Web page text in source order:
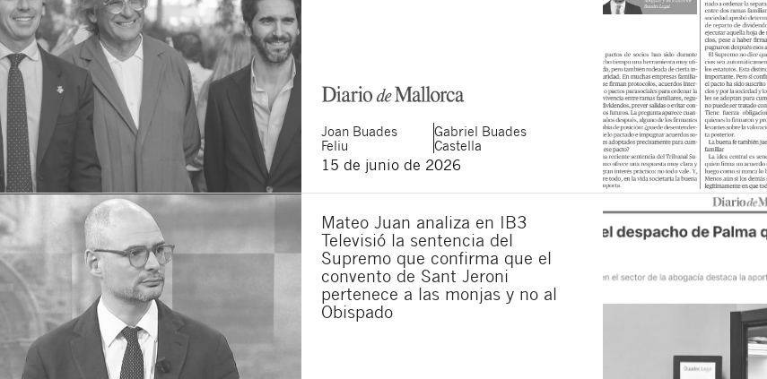
Joan Buades
Feliu
Gabriel Buades
Castella
15 de junio de 2026
Mateo Juan analiza en IB3
Televisió la sentencia del
Supremo que confirma que el
convento de Sant Jeroni
pertenece a las monjas y no al
Obispado